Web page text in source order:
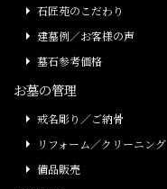
石匠苑のこだわり
建墓例／お客様の声
墓石参考価格
お墓の管理
戒名彫り／ご納骨
リフォーム／クリーニング
備品販売